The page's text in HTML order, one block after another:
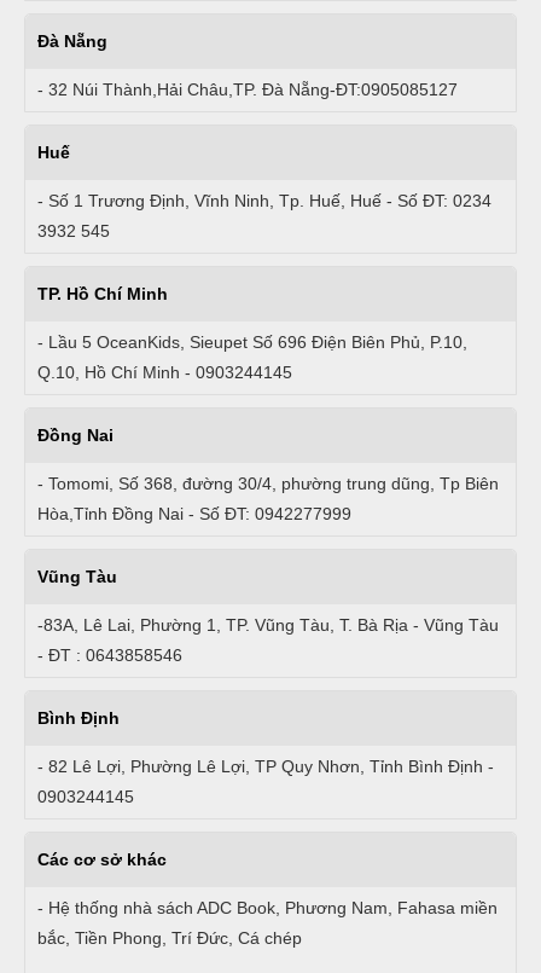
Đà Nẵng
- 32 Núi Thành,Hải Châu,TP. Đà Nẵng-ĐT:0905085127
Huế
- Số 1 Trương Định, Vĩnh Ninh, Tp. Huế, Huế - Số ĐT: 0234
3932 545
TP. Hồ Chí Minh
- Lầu 5 OceanKids, Sieupet Số 696 Điện Biên Phủ, P.10,
Q.10, Hồ Chí Minh - 0903244145
Đồng Nai
- Tomomi, Số 368, đường 30/4, phường trung dũng, Tp Biên
Hòa,Tỉnh Đồng Nai - Số ĐT: 0942277999
Vũng Tàu
-83A, Lê Lai, Phường 1, TP. Vũng Tàu, T. Bà Rịa - Vũng Tàu
- ĐT : 0643858546
Bình Định
- 82 Lê Lợi, Phường Lê Lợi, TP Quy Nhơn, Tỉnh Bình Định -
0903244145
Các cơ sở khác
- Hệ thống nhà sách ADC Book, Phương Nam, Fahasa miền
bắc, Tiền Phong, Trí Đức, Cá chép